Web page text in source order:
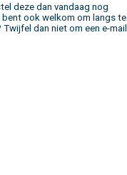
deze dan vandaag nog
ook welkom om langs te
Twijfel dan niet om een e-mail